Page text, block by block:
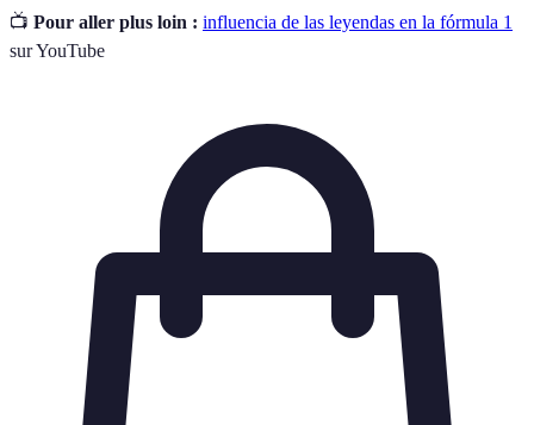
📺 Pour aller plus loin : influencia de las leyendas en la fórmula 1
sur YouTube